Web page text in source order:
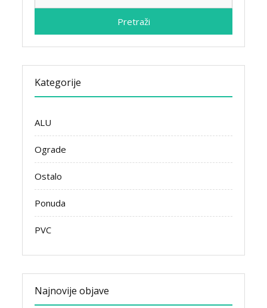
Kategorije
ALU
Ograde
Ostalo
Ponuda
PVC
Najnovije objave